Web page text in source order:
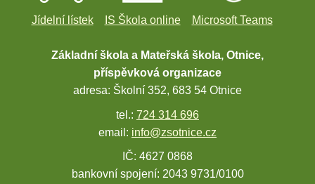
Jídelní lístek IS Škola online Microsoft Teams
Základní škola a Mateřská škola, Otnice,
příspěvková organizace
adresa: Školní 352, 683 54 Otnice
tel.: 724 314 696
email: info@zsotnice.cz
IČ: 4627 0868
bankovní spojení: 2043 9731/0100